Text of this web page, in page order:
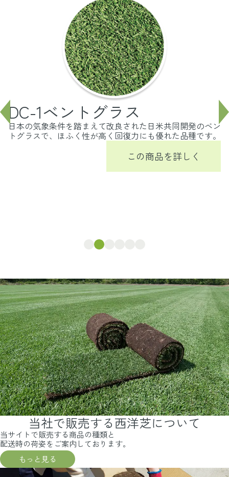
DC-1ベントグラス
日本の気象条件を踏まえて改良された日米共同開発のベン
トグラスで、ほふく性が高く回復力にも優れた品種です。
この商品を詳しく
当社で販売する西洋芝について
当サイトで販売する商品の種類と
配送時の荷姿をご案内しております。
もっと見る